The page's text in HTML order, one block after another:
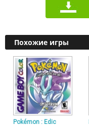
Похожие игры
Pokémon : Edic